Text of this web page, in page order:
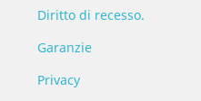
Diritto di recesso.
Garanzie
Privacy